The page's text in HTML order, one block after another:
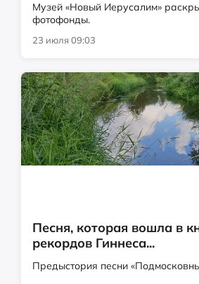
Музей «Новый Иерусалим»
фотофонды.
23 июля 09:03
Песня, которая вошла в
рекордов Гиннеса...
Предыстория песни